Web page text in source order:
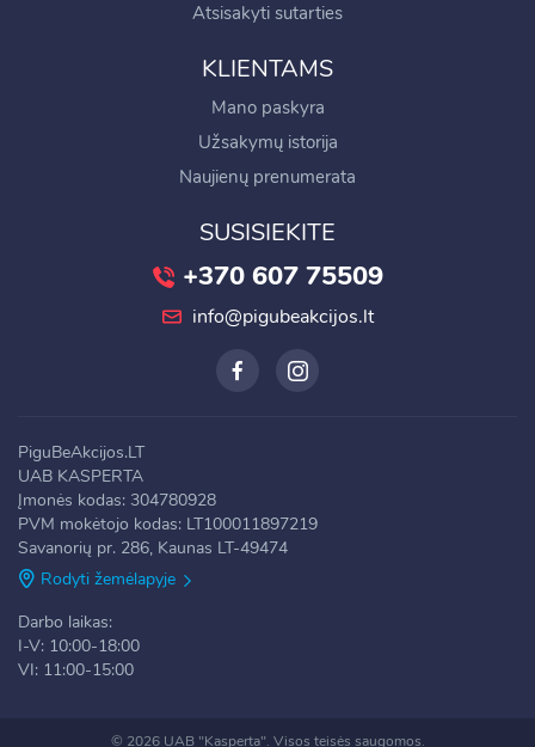
Atsisakyti sutarties
KLIENTAMS
Mano paskyra
Užsakymų istorija
Naujienų prenumerata
SUSISIEKITE
+370 607 75509
info@pigubeakcijos.lt
PiguBeAkcijos.LT
UAB KASPERTA
Įmonės kodas: 304780928
PVM mokėtojo kodas: LT100011897219
Savanorių pr. 286, Kaunas LT-49474
Rodyti žemėlapyje
Darbo laikas:
I-V: 10:00-18:00
VI: 11:00-15:00
© 2026 UAB "Kasperta". Visos teisės saugomos.